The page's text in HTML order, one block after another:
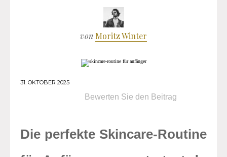
von Moritz Winter
31. OKTOBER 2025
Bewerten Sie den Beitrag
Die perfekte Skincare-Routine